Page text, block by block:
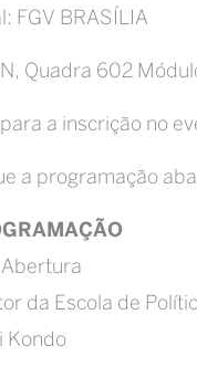
FGV BRASÍLIA
Quadra 602
para a inscrição no
a programação
Abertura
da Escola de
Kondo